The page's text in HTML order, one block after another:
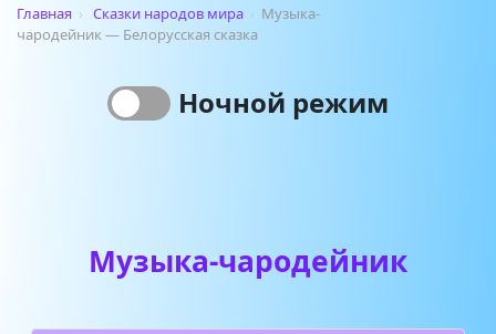
Главная › Сказки народов мира › Музыка-
чародейник — Белорусская сказка
Ночной режим
Музыка-чародейник